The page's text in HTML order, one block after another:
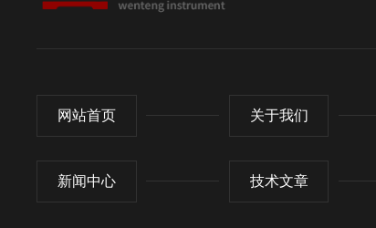
网站首页 关于我们
新闻中心 技术文章